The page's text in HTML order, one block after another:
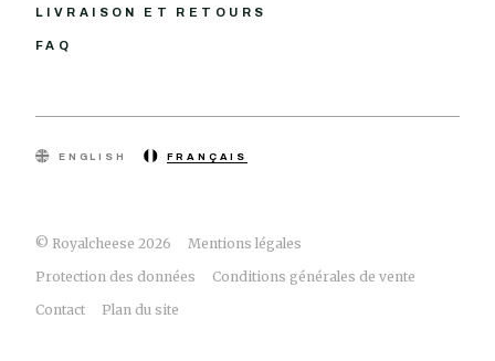
LIVRAISON ET RETOURS
FAQ
© Royalcheese 2026
Mentions légales
Protection des données
Conditions générales de vente
Contact
Plan du site
ENGLISH FRANÇAIS